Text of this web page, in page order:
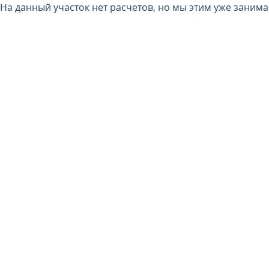
На данный участок нет расчетов, но мы этим уже